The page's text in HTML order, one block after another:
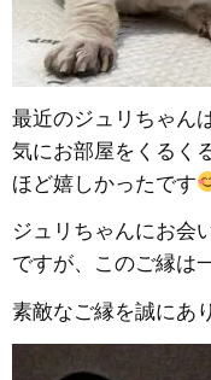
最近のジュリちゃん
気にお部屋をくるく
ほど嬉しかったです
ジュリちゃんにお会
ですが、このご縁は
素敵なご縁を誠にあ